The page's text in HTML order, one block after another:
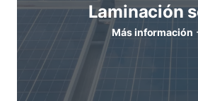
Laminación
Más información